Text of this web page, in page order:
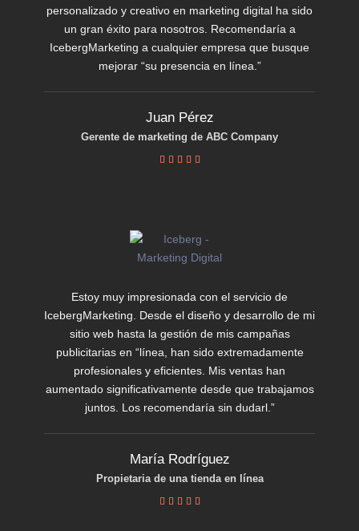
personalizado y creativo en marketing digital ha sido
un gran éxito para nosotros. Recomendaría a
IcebergMarketing a cualquier empresa que busque
mejorar “su presencia en línea.”
Juan Pérez
Gerente de marketing de ABC Company
    
Estoy muy impresionada con el servicio de
IcebergMarketing. Desde el diseño y desarrollo de mi
sitio web hasta la gestión de mis campañas
publicitarias en “línea, han sido extremadamente
profesionales y eficientes. Mis ventas han
aumentado significativamente desde que trabajamos
juntos. Los recomendaría sin dudarl.”
María Rodríguez
Propietaria de una tienda en línea
    